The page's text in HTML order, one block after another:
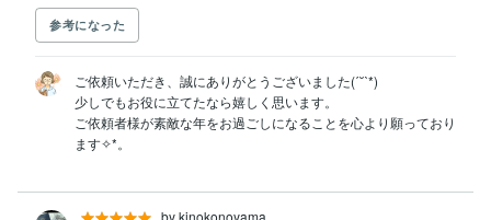
参考になった
ご依頼いただき、誠にありがとうございました(ˊ˘ˋ*)
少しでもお役に立てたなら嬉しく思います。
ご依頼者様が素敵な年をお過ごしになることを心より願っており